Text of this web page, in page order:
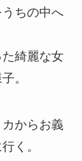
ちの中へ
綺麗な女
。
からお義
く。